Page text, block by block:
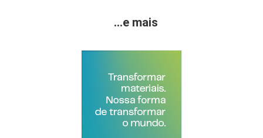
...e mais